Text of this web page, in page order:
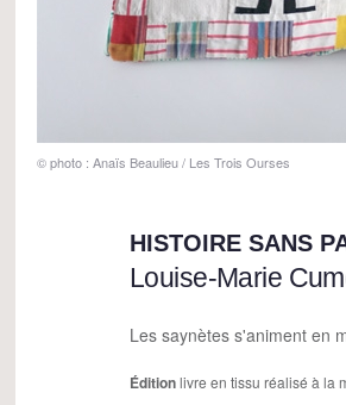
© photo : Anaïs Beaulieu / Les Trois Ourses
HISTOIRE SANS
Louise-Marie
Les saynètes s'animent en
Éditionlivre en tissu réalisé à la